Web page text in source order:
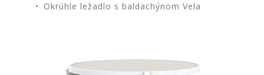
ZĽAVEOkrúhle ležadlo s baldachýnom Vela